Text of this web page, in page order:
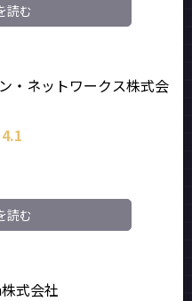
読む
・ネットワークス株式会
4.1
読む
式会社